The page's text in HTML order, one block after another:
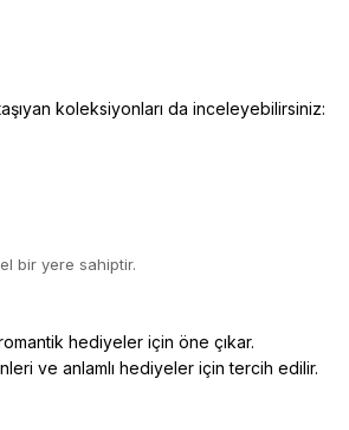
koleksiyonları da inceleyebilirsiniz:
bir yere sahiptir.
hediyeler için öne çıkar.
ve anlamlı hediyeler için tercih edilir.